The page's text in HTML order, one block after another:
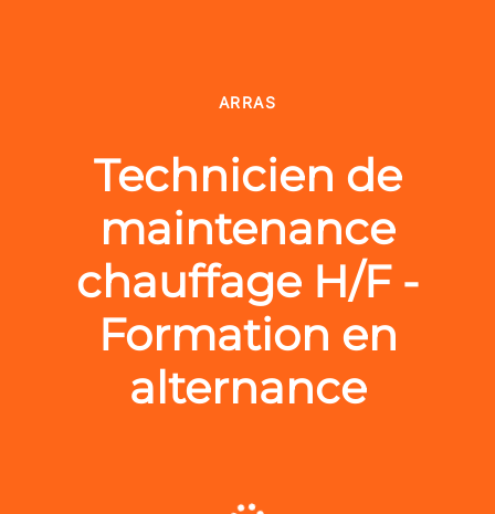
ARRAS
Technicien de
maintenance
chauffage H/F -
Formation en
alternance